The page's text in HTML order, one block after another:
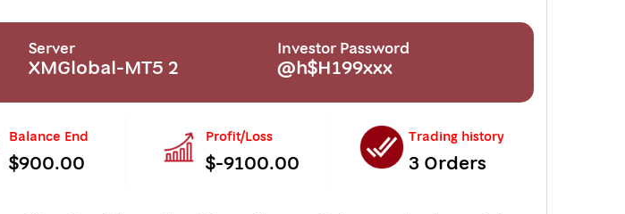
Server
XMGlobal-MT5 2
Investor Password
@h$H199xxx
Balance End
$900.00
Profit/Loss
$-9100.00
Trading history
3 Orders